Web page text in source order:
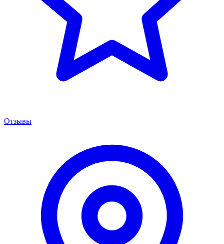
Отзывы
Менеджер сервиса
Онлайн · отвечаем за 5 мин